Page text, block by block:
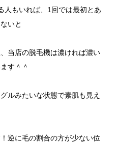
人もいれば、1回では最初とあ
いと
当店の脱毛機は濃ければ濃い
す＾＾
ルみたいな状態で素肌も見え
逆に毛の割合の方が少ない位